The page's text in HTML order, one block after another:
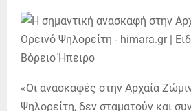
«Οι ανασκαφές στην Αρχαία
Ψηλορείτη, δεν σταματούν και